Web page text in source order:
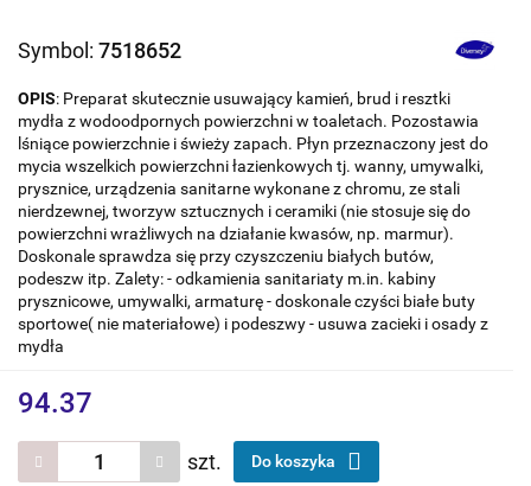
Symbol: 7518652
OPIS: Preparat skutecznie usuwający kamień, brud i resztki
mydła z wodoodpornych powierzchni w toaletach. Pozostawia
lśniące powierzchnie i świeży zapach. Płyn przeznaczony jest do
mycia wszelkich powierzchni łazienkowych tj. wanny, umywalki,
prysznice, urządzenia sanitarne wykonane z chromu, ze stali
nierdzewnej, tworzyw sztucznych i ceramiki (nie stosuje się do
powierzchni wrażliwych na działanie kwasów, np. marmur).
Doskonale sprawdza się przy czyszczeniu białych butów,
podeszw itp. Zalety: - odkamienia sanitariaty m.in. kabiny
prysznicowe, umywalki, armaturę - doskonale czyści białe buty
sportowe( nie materiałowe) i podeszwy - usuwa zacieki i osady z
mydła
94.37
szt. Do koszyka